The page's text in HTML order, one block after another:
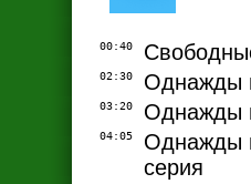
00:40
02:30 Однажды
03:20 Однажды
04:05
Однажды
серия